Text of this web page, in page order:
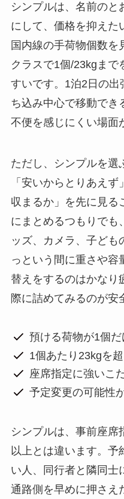
シンプルは、名前のと
にして、価格を抑えた
国内線の手荷物個数を
クラスで1個/23kgまで
すいです。1泊2日の
ち込み中心で移動でき
不便を感じにくい場面
ただし、シンプルを選
「安いからとりあえ
収まるか」を先に見る
にまとめるつもりでも
ッズ、カメラ、子ども
っという間に重さや容
替えをするのはかなり
際に詰めてみるのが安
預ける荷物が1個
1個あたり23kgを
座席指定に強いこ
予定変更の可能性
シンプルは、事前座席
以上とは違います。予
い人、同行者と隣同士
通路側を早めに押さえ